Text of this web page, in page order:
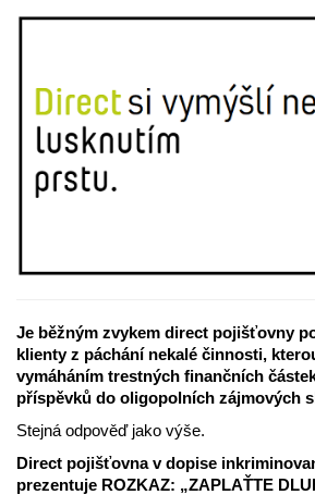
Je běžným zvykem direct pojišťovny
klienty z páchání nekalé činnosti,
vymáháním trestných finančních
příspěvků do oligopolních zájmových
Stejná odpověď jako výše.
Direct pojišťovna v dopise
prezentuje ROZKAZ: „ZAPLAŤTE